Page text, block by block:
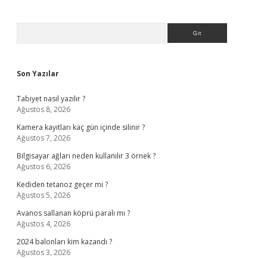
Son Yazılar
Tabiyet nasıl yazılır ?
Ağustos 8, 2026
Kamera kayıtları kaç gün içinde silinir ?
Ağustos 7, 2026
Bilgisayar ağları neden kullanılır 3 örnek ?
Ağustos 6, 2026
Kediden tetanoz geçer mi ?
Ağustos 5, 2026
Avanos sallanan köprü paralı mı ?
Ağustos 4, 2026
2024 balonları kim kazandı ?
Ağustos 3, 2026